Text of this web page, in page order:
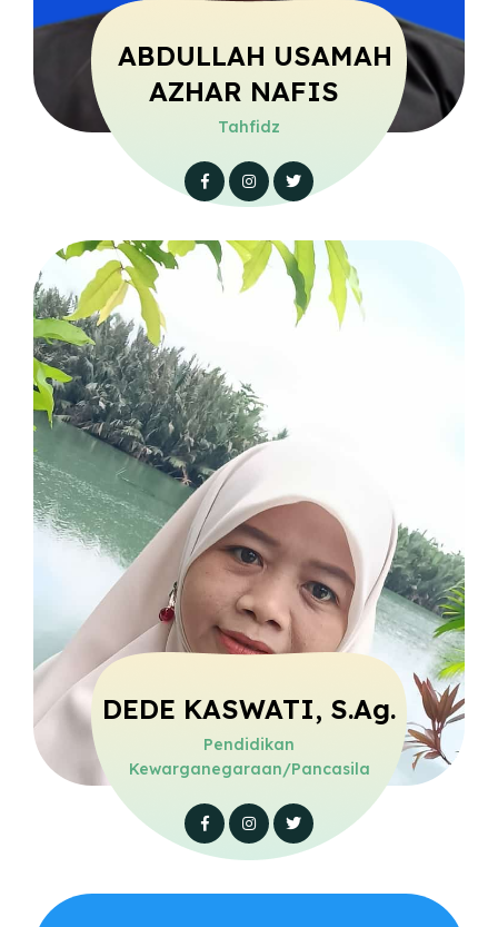
ABDULLAH USAMAH
AZHAR NAFIS
Tahfidz
DEDE KASWATI, S.Ag.
Pendidikan
Kewarganegaraan/Pancasila